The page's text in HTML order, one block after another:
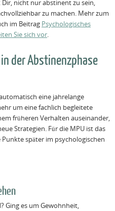
nicht nur abstinent zu sein,
zu machen. Mehr zum
im Beitrag Psychologisches
Sie sich vor.
der Abstinenzphase
eine jahrelange
um eine fachlich begleitete
früheren Verhalten auseinander,
Strategien. Für die MPU ist das
später im psychologischen
Ging es um Gewohnheit,